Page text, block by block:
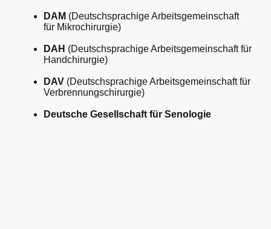
DAM (Deutschsprachige Arbeitsgemeinschaft
für Mikrochirurgie)
DAH (Deutschsprachige Arbeitsgemeinschaft für
Handchirurgie)
DAV (Deutschsprachige Arbeitsgemeinschaft für
Verbrennungschirurgie)
Deutsche Gesellschaft für Senologie